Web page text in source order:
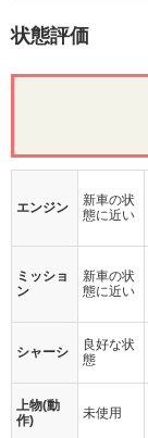
状態評価
エンジン
新車の状
態に近い
ミッショ
ン
新車の状
態に近い
シャーシ
良好な状
態
上物(動
作)
未使用